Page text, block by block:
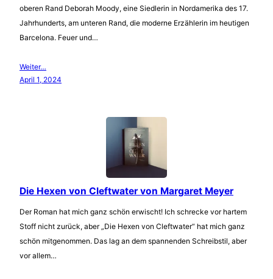
oberen Rand Deborah Moody, eine Siedlerin in Nordamerika des 17.
Jahrhunderts, am unteren Rand, die moderne Erzählerin im heutigen
Barcelona. Feuer und…
Weiter…
April 1, 2024
Die Hexen von Cleftwater von Margaret Meyer
Der Roman hat mich ganz schön erwischt! Ich schrecke vor hartem
Stoff nicht zurück, aber „Die Hexen von Cleftwater“ hat mich ganz
schön mitgenommen. Das lag an dem spannenden Schreibstil, aber
vor allem…